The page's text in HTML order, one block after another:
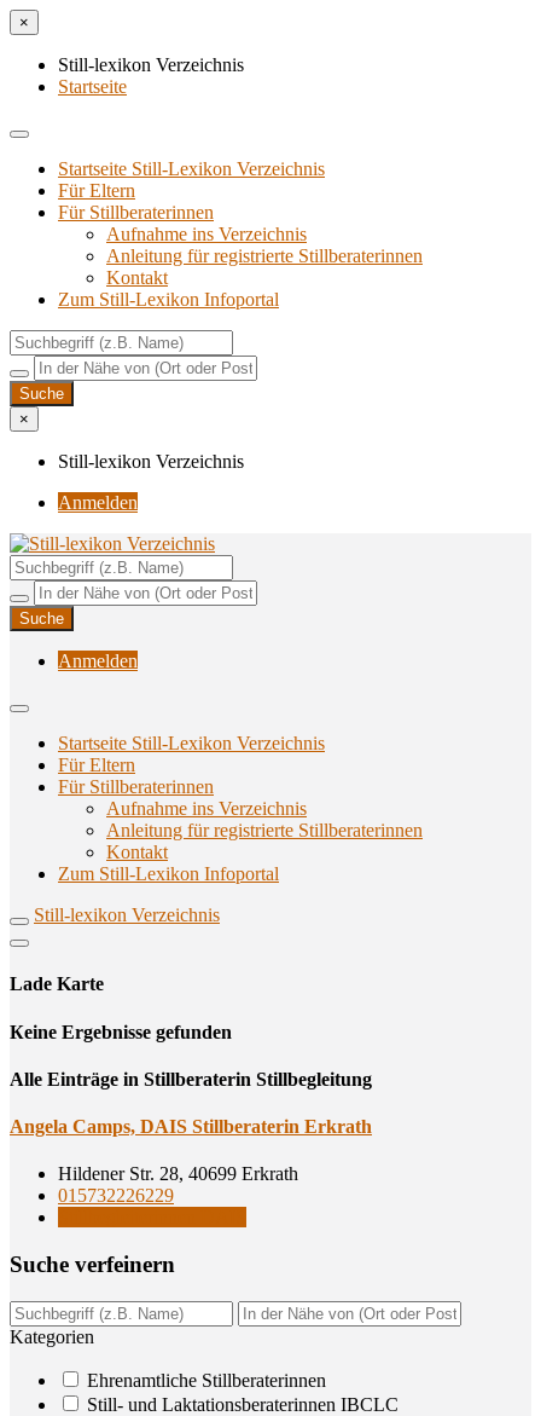
×
Still-lexikon Verzeichnis
Startseite
Startseite Still-Lexikon Verzeichnis
Für Eltern
Für Stillberaterinnen
Aufnahme ins Verzeichnis
Anlei­tung für regis­trier­te Stillberaterinnen
Kon­takt
Zum Still-Lexikon Infoportal
×
Still-lexikon Verzeichnis
Anmelden
Still-lexikon Verzeichnis
Unterstützungsangebote rund ums Stillen
Anmelden
Startseite Still-Lexikon Verzeichnis
Für Eltern
Für Stillberaterinnen
Aufnahme ins Verzeichnis
Anlei­tung für regis­trier­te Stillberaterinnen
Kon­takt
Zum Still-Lexikon Infoportal
Still-lexikon Verzeichnis
Lade Karte
Кeine Ergebnisse gefunden
Alle Einträge in Stillberaterin Stillbegleitung
Ange­la Camps, DAIS Still­be­ra­te­rin Erkrath
Hildener Str. 28, 40699 Erkrath
015732226229
Suche ver­fei­nern
Kategorien
Ehrenamtliche Stillberaterinnen
Still- und Laktationsberaterinnen IBCLC